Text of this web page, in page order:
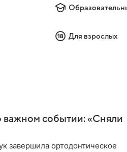
Для взрослых
важном событии: «Сняли
завершила ортодонтическое